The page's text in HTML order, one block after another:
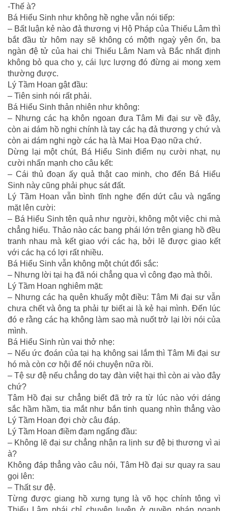
-Thế à?
Bá Hiểu Sinh như không hề nghe vẫn nói tiếp:
– Bất luận kẻ nào đả thương vị Hộ Pháp của Thiếu Lâm thì
bắt đầu từ hôm nay sẽ không có mộth ngaỳ yên ổn, ba
ngàn đệ tử của hai chi Thiếu Lâm Nam và Bắc nhất định
không bỏ qua cho y, cái lực lượng đó đừng ai mong xem
thường được.
Lý Tầm Hoan gật đầu:
– Tiên sinh nói rất phải.
Bá Hiểu Sinh thản nhiên như không:
– Nhưng các hạ khôn ngoan đưa Tâm Mi đại sư về đây,
còn ai dám hồ nghi chính là tay các hạ đả thương y chứ và
còn ai dám nghi ngờ các hạ là Mai Hoa Đạo nữa chứ.
Dừng lại một chút, Bá Hiểu Sinh điểm nụ cười nhạt, nụ
cười nhấn mạnh cho câu kết:
– Cái thủ đoạn ấy quả thật cao minh, cho đến Bá Hiểu
Sinh này cũng phải phục sát đất.
Lý Tầm Hoan vẫn bình tĩnh nghe đến dứt câu và ngẩng
mặt lên cười:
– Bá Hiểu Sinh tên quả như người, không một việc chi mà
chẳng hiểu. Thảo nào các bang phái lớn trên giang hồ đều
tranh nhau mà kết giao với các hạ, bởi lẽ được giao kết
với các hạ có lợi rất nhiều.
Bá Hiểu Sinh vẫn không một chút đổi sắc:
– Nhưng lời tại hạ đã nói chẳng qua vì công đạo mà thôi.
Lý Tầm Hoan nghiêm mặt:
– Nhưng các hạ quên khuấy một điều: Tâm Mi đại sư vẫn
chưa chết và ông ta phải tự biết ai là kẻ hại mình. Đến lúc
đó e rằng các hạ không làm sao mà nuốt trở lại lời nói của
mình.
Bá Hiểu Sinh rùn vai thở nhẹ:
– Nếu ức đoán của tại hạ không sai lắm thì Tâm Mi đại sư
hó mà còn cơ hội để nói chuyện nữa rồi.
– Tệ sư đệ nếu chẳng do tay đàn việt hại thì còn ai vào đây
chứ?
Tâm Hồ đại sư chẳng biết đã trở ra từ lúc nào với dáng
sắc hầm hầm, tia mắt như bắn tinh quang nhìn thẳng vào
Lý Tầm Hoan đợi chờ câu đáp.
Lý Tầm Hoan điềm đạm ngẩng đầu:
– Không lẽ đại sư chẳng nhận ra lịnh sư đệ bị thương vì ai
à?
Không đáp thẳng vào câu nói, Tâm Hồ đại sư quay ra sau
gọi lên:
– Thất sư đệ.
Từng được giang hồ xưng tụng là võ học chính tông vì